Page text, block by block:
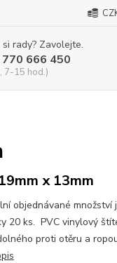
rady? Zavolejte.
666 450
7-15 hod.)
x 13mm
objednávané
20 ks. PVC vinylový
proti otěru a